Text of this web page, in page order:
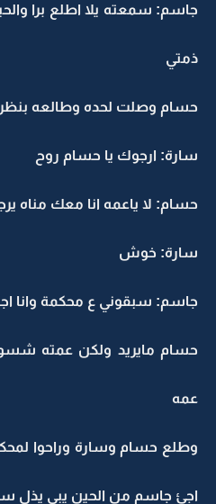
جاسم: سمعته يلا اطلع برا
ذمتي
حسام وصلت لحده وطالعه
سارة: ارجوك يا حسام روح
حسام: لا ياعمه انا معك مناه
سارة: خوش
جاسم: سبقوني ع محكمة وانا
حسام مايريد ولكن عمته
عمه
وطلع حسام وسارة وراحوا
اجئ جاسم من الحين يبي يذل